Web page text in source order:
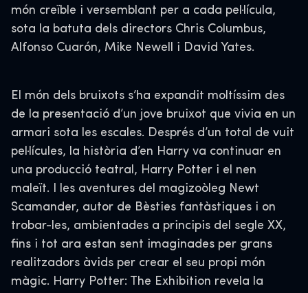
món creïble i versemblant per a cada pel·lícula,
sota la batuta dels directors Chris Columbus,
Alfonso Cuarón, Mike Newell i David Yates.
El món dels bruixots s’ha expandit moltíssim des
de la presentació d’un jove bruixot que vivia en un
armari sota les escales. Després d’un total de vuit
pel·lícules, la història d’en Harry va continuar en
una producció teatral, Harry Potter i el nen
maleït. I les aventures del magizoòleg Newt
Scamander, autor de Bèsties fantàstiques i on
trobar-les, ambientades a principis del segle XX,
fins i tot ara estan sent imaginades per grans
realitzadors àvids per crear el seu propi món
màgic. Harry Potter: The Exhibition revela la